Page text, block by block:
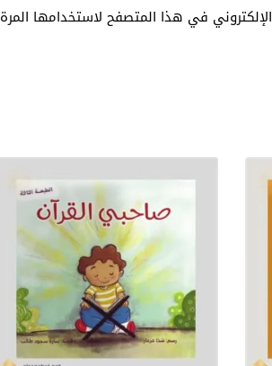
في هذا المتصفح لاستخدامها المرة